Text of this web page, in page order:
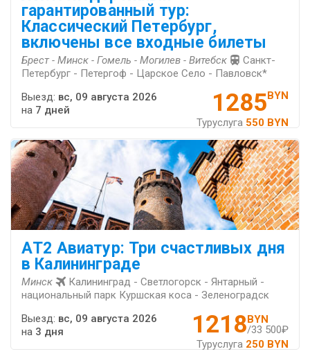
гарантированный тур:
Классический Петербург,
включены все входные билеты
Брест - Минск - Гомель - Могилев - Витебск
Санкт-
Петербург - Петергоф - Царское Село - Павловск*
1285BYN
Туруслуга 550 BYN
Выезд: вс, 09 августа 2026
на 7 дней
АT2 Авиатур: Три счастливых дня
в Калининграде
Минск
Калининград - Светлогорск - Янтарный -
национальный парк Куршская коса - Зеленоградск
1218BYN
/33 500₽
Туруслуга 250 BYN
Выезд: вс, 09 августа 2026
на 3 дня